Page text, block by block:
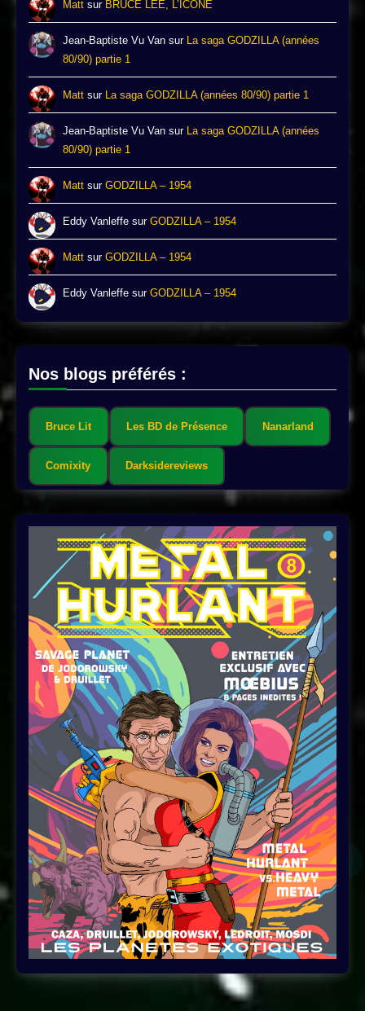
Matt sur BRUCE LEE, L’ICONE
Jean-Baptiste Vu Van sur La saga GODZILLA (années
80/90) partie 1
Matt sur La saga GODZILLA (années 80/90) partie 1
Jean-Baptiste Vu Van sur La saga GODZILLA (années
80/90) partie 1
Matt surGODZILLA – 1954
Eddy Vanleffe surGODZILLA – 1954
Matt surGODZILLA – 1954
Eddy Vanleffe surGODZILLA – 1954
Nos blogs préférés :
Bruce Lit Les BD de Présence Nanarland
Comixity Darksidereviews